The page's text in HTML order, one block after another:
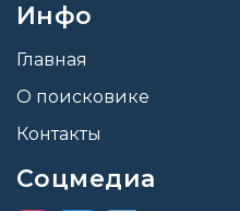
Инфо
Главная
О поисковике
Контакты
Соцмедиа